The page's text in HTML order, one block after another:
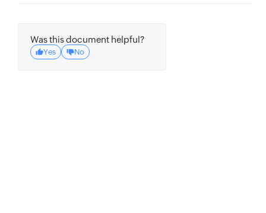
Was this document helpful?
Yes No